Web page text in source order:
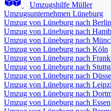
Umzugshilfe Müller
Umzugsunternehmen Lüneburg
Umzug von Lüneburg nach Berlin
Umzug von Lüneburg nach
Umzug von Lüneburg nach
Umzug von Lüneburg nach Köln
Umzug von Lüneburg nach
Umzug von Lüneburg nach
Umzug von Lüneburg nach
Umzug von Lüneburg nach
Umzug von Lüneburg nach
Umzug von Lüneburg nach Essen